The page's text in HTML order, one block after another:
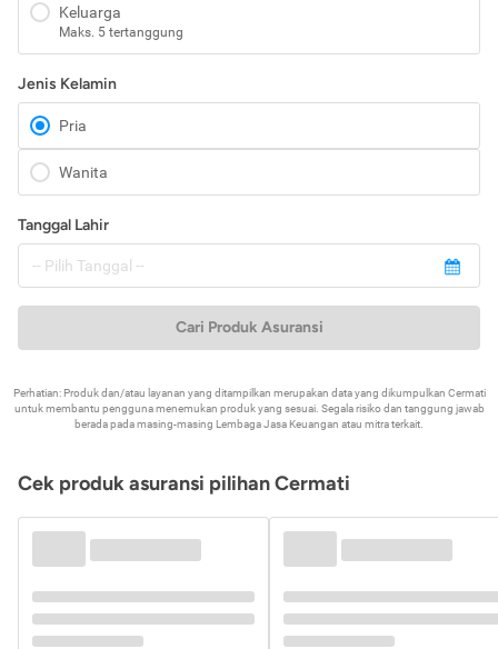
Keluarga
Maks. 5 tertanggung
Jenis Kelamin
Pria
Wanita
Tanggal Lahir
Cari Produk Asuransi
Perhatian: Produk dan/atau layanan yang ditampilkan merupakan data yang dikumpulkan Cermati
untuk membantu pengguna menemukan produk yang sesuai. Segala risiko dan tanggung jawab
berada pada masing-masing Lembaga Jasa Keuangan atau mitra terkait.
Cek produk asuransi pilihan Cermati